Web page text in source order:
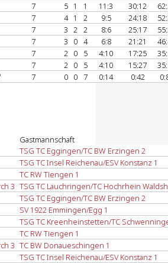
7 5 1 1 11:3 30:12
7 4 1 2 9:5 24:18
7 3 2 2 8:6 25:17
7 3 0 4 6:8 21:21
7 2 0 5 4:10 17:25
7 2 0 5 4:10 15:27
7 0 0 7 0:14 0:42
Gastmannschaft
TSG TC Eggingen/TC BW Erzingen 2
TSG TC Insel Reichenau/ESV Konstanz 1
TC RW Tiengen 1
3 TSG TC Lauchringen/TC Hochrhein
TSG TC Eggingen/TC BW Erzingen 2
SV 1922 Emmingen/Egg 1
TSG TC Kreenheinstetten/TC
TC RW Tiengen 1
3 TC BW Donaueschingen 1
TSG TC Insel Reichenau/ESV Konstanz 1